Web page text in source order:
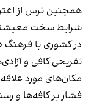
همچنین ترس از
شرایط سخت
در کشوری با فرهنگ
تفریحی کافی و
مکان‌های مورد
فشار بر کافه‌ها و